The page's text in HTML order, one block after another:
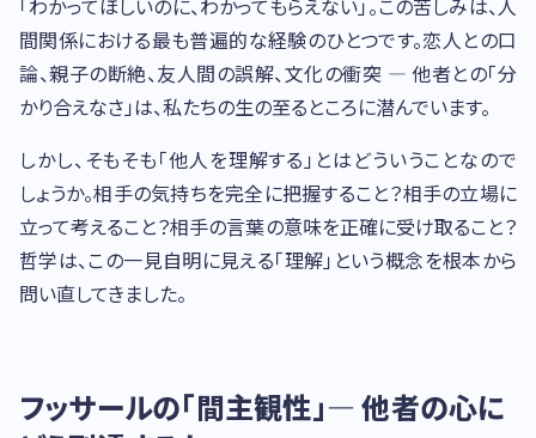
「わかってほしいのに、わかってもらえない」。この苦しみは、人
間関係における最も普遍的な経験のひとつです。恋人との口
論、親子の断絶、友人間の誤解、文化の衝突 — 他者との「分
かり合えなさ」は、私たちの生の至るところに潜んでいます。
しかし、そもそも「他人を理解する」とはどういうことなので
しょうか。相手の気持ちを完全に把握すること？相手の立場に
立って考えること？相手の言葉の意味を正確に受け取ること？
哲学は、この一見自明に見える「理解」という概念を根本から
問い直してきました。
フッサールの「間主観性」— 他者の心に